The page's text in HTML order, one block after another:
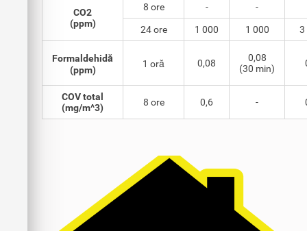
CO2
(ppm)
8 ore - -
24 ore 1 000 1 000 3
Formaldehidă
(ppm)
1 oră 0,08
0,08
(30 min)
COV total
(mg/m^3)
8 ore 0,6 -